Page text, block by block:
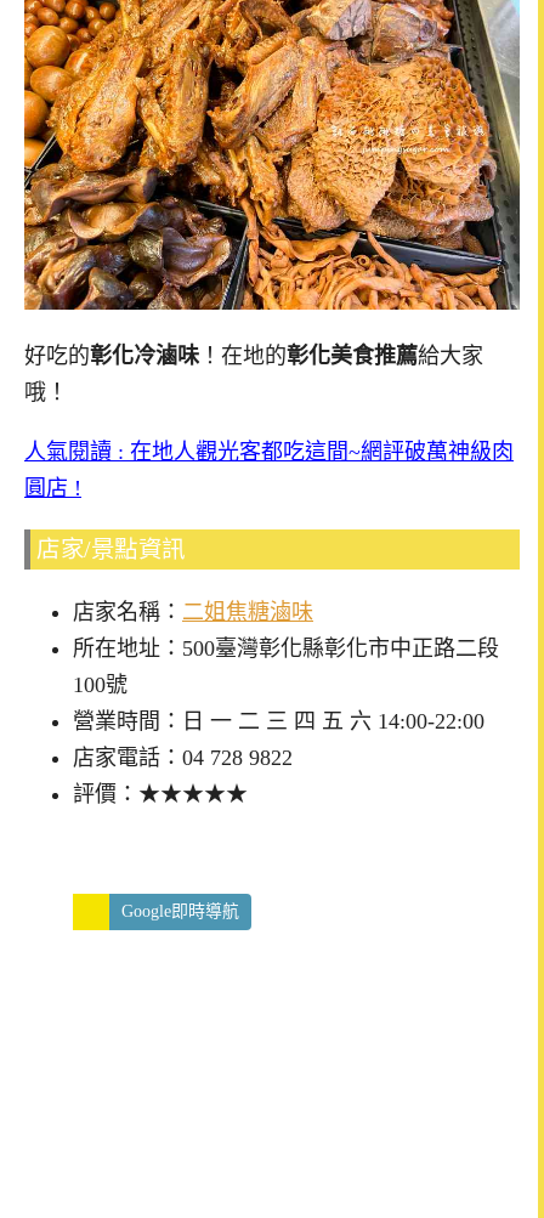
好吃的彰化冷滷味 ！在地的彰化美食推薦給大家
哦！
人氣閱讀 : 在地人觀光客都吃這間~網評破萬神級肉
圓店 !
店家/景點資訊
店家名稱： 二姐焦糖滷味
所在地址：500臺灣彰化縣彰化市中正路二段
100號
營業時間：日 一 二 三 四 五 六 14:00-22:00
店家電話：04 728 9822
評價：★★★★★
Google即時導航